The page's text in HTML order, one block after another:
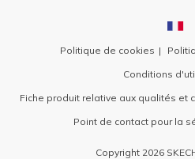
Politique de cookies
Conditions
Fiche produit relative aux qualités et
Point de contact pour la
Copyright 2026